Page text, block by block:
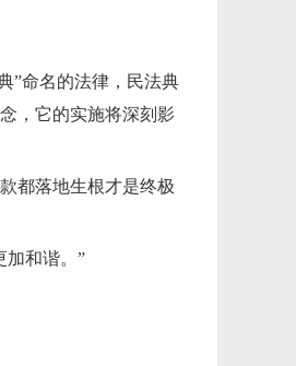
”命名的法律，民法典
，它的实施将深刻影
都落地生根才是终极
加和谐。”